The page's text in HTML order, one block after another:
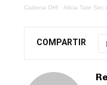
Cadena OH! · Alicia Tate Sec
COMPARTIR